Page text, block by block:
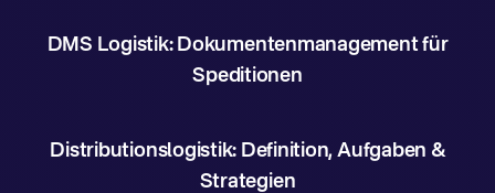
DMS Logistik: Dokumentenmanagement für
Speditionen
Distributionslogistik: Definition, Aufgaben &
Strategien